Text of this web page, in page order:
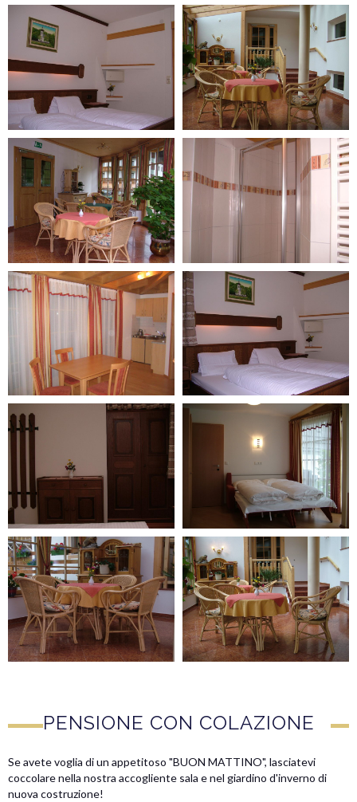
PENSIONE CON COLAZIONE
Se avete voglia di un appetitoso "BUON MATTINO", lasciatevi
coccolare nella nostra accogliente sala e nel giardino d'inverno di
nuova costruzione!